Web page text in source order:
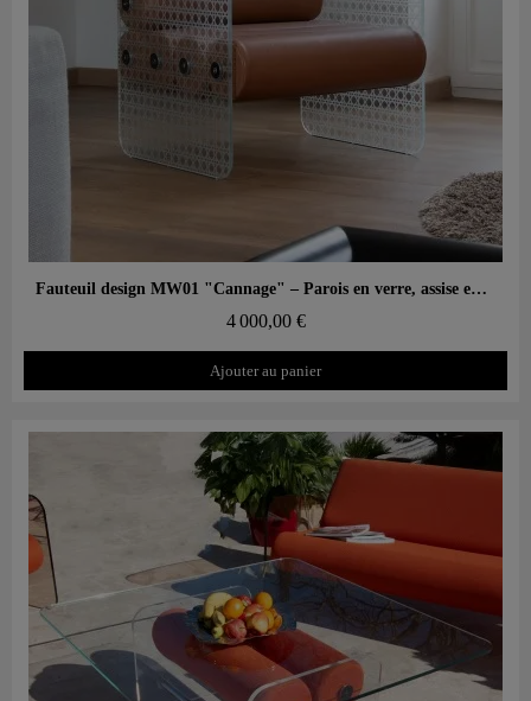
Aperçu rapide Fauteuil design MW01 "Cannage" – Parois en verre, assise en mousse
4 000,00 €
Ajouter au panier